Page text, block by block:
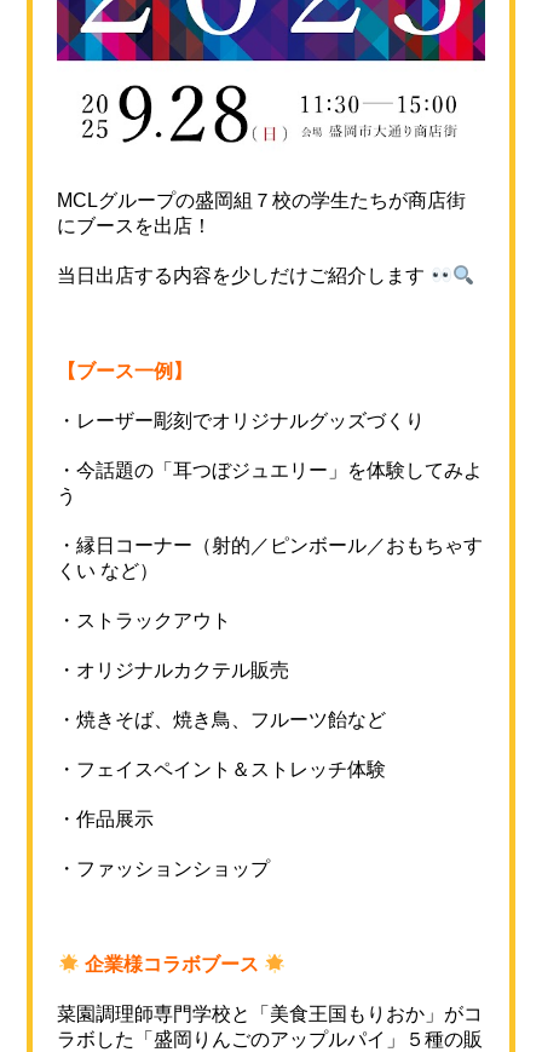
MCLグループの盛岡組７校の学生たちが商店街
にブースを出店！
当日出店する内容を少しだけご紹介します
【ブース一例】
・レーザー彫刻でオリジナルグッズづくり
・今話題の「耳つぼジュエリー」を体験してみよ
う
・縁日コーナー（射的／ピンボール／おもちゃす
くい など）
・ストラックアウト
・オリジナルカクテル販売
・焼きそば、焼き鳥、フルーツ飴など
・フェイスペイント＆ストレッチ体験
・作品展示
・ファッションショップ
企業様コラボブース
菜園調理師専門学校と「美食王国もりおか」がコ
ラボした「盛岡りんごのアップルパイ」５種の販